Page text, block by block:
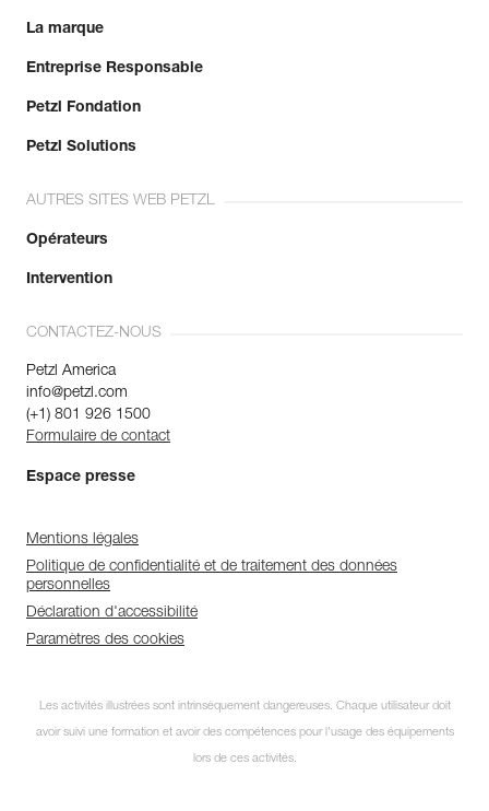
La marque
Entreprise Responsable
Petzl Fondation
Petzl Solutions
AUTRES SITES WEB PETZL
Opérateurs
Intervention
CONTACTEZ-NOUS
Petzl America
info@petzl.com
(+1) 801 926 1500
Formulaire de contact
Espace presse
Mentions légales
Politique de confidentialité et de traitement des données
personnelles
Déclaration d'accessibilité
Paramètres des cookies
Les activités illustrées sont intrinsèquement dangereuses. Chaque utilisateur doit
avoir suivi une formation et avoir des compétences pour l’usage des équipements
lors de ces activités.